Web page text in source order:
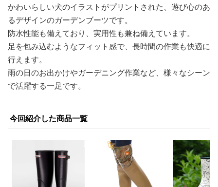
かわいらしい犬のイラストがプリントされた、遊び心のあ
るデザインのガーデンブーツです。
防水性能も備えており、実用性も兼ね備えています。
足を包み込むようなフィット感で、長時間の作業も快適に
行えます。
雨の日のお出かけやガーデニング作業など、様々なシーン
で活躍する一足です。
今回紹介した商品一覧